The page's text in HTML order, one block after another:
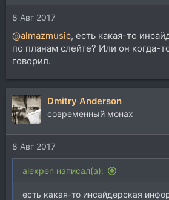
и
:8 Авг 2017
@almazmusic, есть какая-то
по планам слейте? Или он когда-
говорил.
Dmitry Anderson
современный монах
8 Авг 2017
alexpen написал(а):
есть какая-то инсайдерская